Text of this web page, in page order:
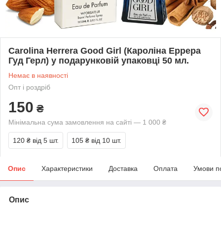
Carolina Herrera Good Girl (Кароліна Еррера
Гуд Герл) у подарунковій упаковці 50 мл.
Немає в наявності
Опт і роздріб
150 ₴
Мінімальна сума замовлення на сайті — 1 000 ₴
120 ₴ від 5 шт. 105 ₴ від 10 шт.
Опис Характеристики Доставка Оплата Умови
Опис